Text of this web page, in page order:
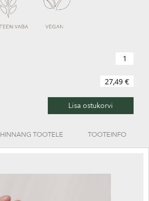
27,49 €
Lisa ostukorvi
HINNANG TOOTELE TOOTEINFO